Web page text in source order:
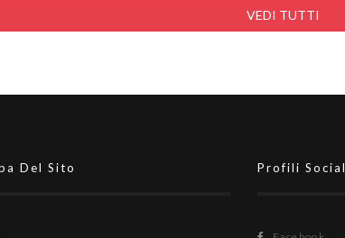
VEDI TUTTI
Del Sito Profili Social